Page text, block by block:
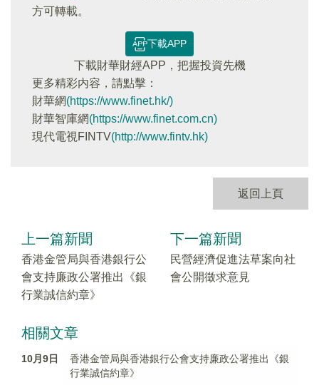
方可轉載。
下載APP
下載財華財經APP，把握投資先機
更多精彩内容，請點擊：
財華網(https://www.finet.hk/)
財華智庫網(https://www.finet.com.cn)
現代電視FINTV(http://www.fintv.hk)
返回上頁
上一篇新聞
香港金管局與香港銀行公
會支持廉政公署推出《銀
行業誠信約章》
下一篇新聞
民營經濟促進法草案向社
會公開徵求意見
相關文章
10月9日
香港金管局與香港銀行公會支持廉政公署推出《銀
行業誠信約章》